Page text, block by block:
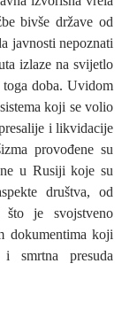
bivše države od
javnosti nepoznati
izlaze na svijetlo
toga doba. Uvidom
koji se volio
i likvidacije
provođene su
u Rusiji koje su
društva, od
je svojstveno
dokumentima koji
smrtna presuda